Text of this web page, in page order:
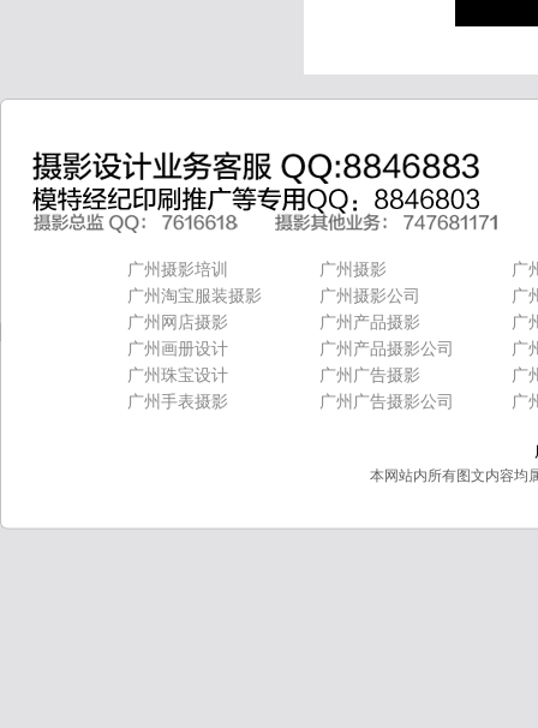
广州摄影培训 广州摄影
广
广州淘宝服装摄影
广州摄影公司
广
广州网店摄影
广州产品摄影
广
广州画册设计
广州产品摄影公司
广
广州珠宝设计
广州广告摄影
广
广州手表摄影
广州广告摄影公司 广
本网站内所有图文内容